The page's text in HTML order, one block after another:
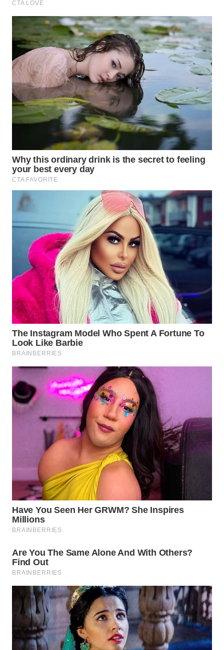
WN
PRIANGAN
TIMUR
WN
SEMARANG
WN
SOLO
BOROBUDUR
WN
SURABAYA
WN
NATUNA
WN
BINTAN
WN
MANDALIKA
LIKUPANG
WN
LABUANBAJO
BORNEO
Media
WAHANA
NEWS
WAHANA
TANI
WAHANA
ADVOKAT
WAHANA
INFRASTRUKTUR